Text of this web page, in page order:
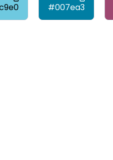
#007ea3